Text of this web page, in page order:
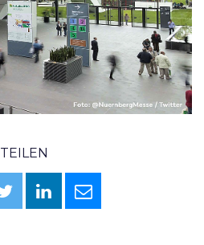
TEILEN